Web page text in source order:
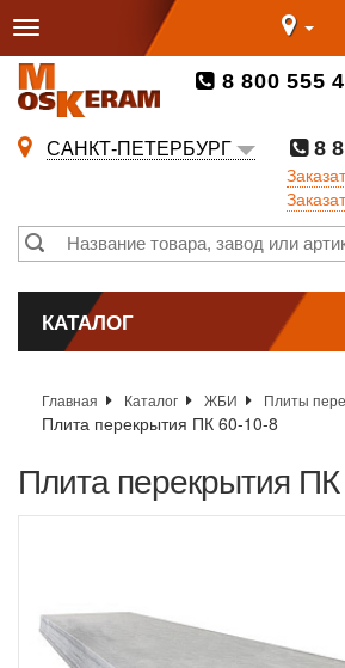
8 800 555
САНКТ-ПЕТЕРБУРГ
8
КАТАЛОГ
Главная Каталог ЖБИ Плиты
Плита перекрытия ПК 60-10-8
Плита перекрытия